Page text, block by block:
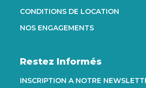
CONDITIONS DE LOCATION
NOS ENGAGEMENTS
Restez Informés
INSCRIPTION A NOTRE